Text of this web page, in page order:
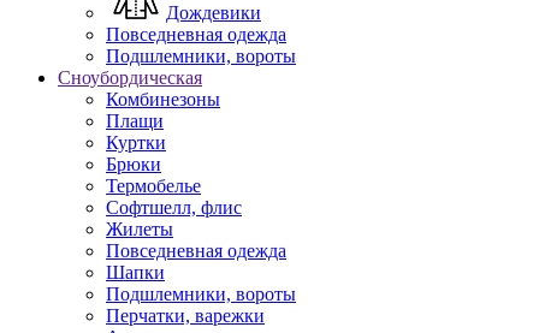
Дождевики
Повседневная одежда
Подшлемники, вороты
Сноубордическая
Комбинезоны
Плащи
Куртки
Брюки
Термобелье
Софтшелл, флис
Жилеты
Повседневная одежда
Шапки
Подшлемники, вороты
Перчатки, варежки